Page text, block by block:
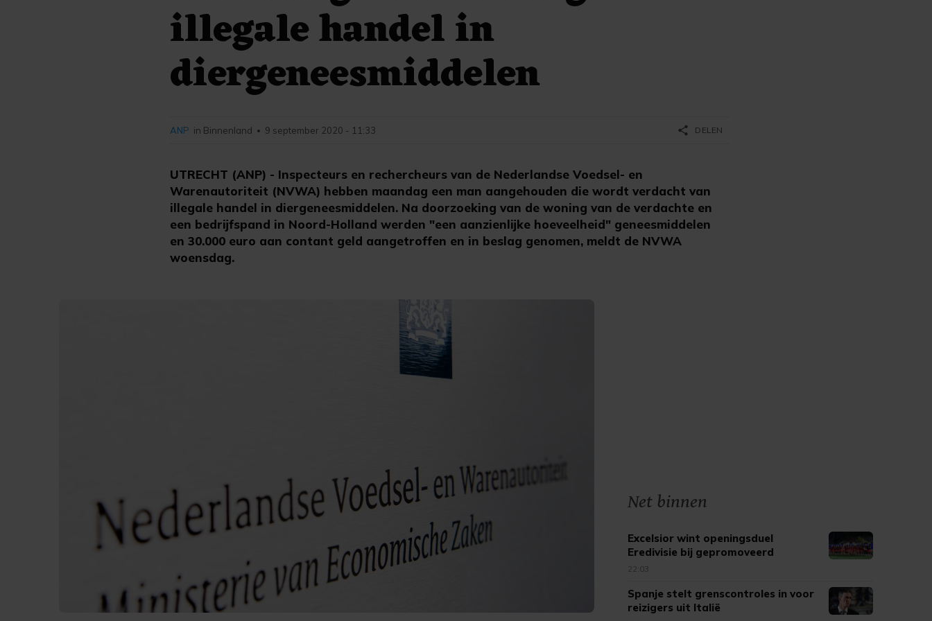
illegale handel in
diergeneesmiddelen
UTRECHT (ANP) - Inspecteurs en rechercheurs van de Nederlandse Voedsel- en
Warenautoriteit (NVWA) hebben maandag een man aangehouden die wordt verdacht van
illegale handel in diergeneesmiddelen. Na doorzoeking van de woning van de verdachte en
een bedrijfspand in Noord-Holland werden "een aanzienlijke hoeveelheid" geneesmiddelen
en 30.000 euro aan contant geld aangetroffen en in beslag genomen, meldt de NVWA
woensdag.
ANP in Binnenland • 9 september 2020 - 11:33 share DELEN
Net binnen
Excelsior wint openingsduel
Eredivisie bij gepromoveerd
Cambuur
22:03
Spanje stelt grenscontroles in voor
reizigers uit Italië